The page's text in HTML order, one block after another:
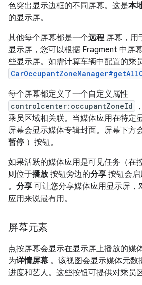
色突出显示边框的不同屏幕。这是本
的显示屏。
其他每个屏幕都是一个远程屏幕，用
显示屏，您可以根据 Fragment 中屏
些显示屏。如需计算车辆中配置的乘
每个屏幕都定义了一个自定义属性
controlcenter:occupantZoneId
乘员区域相关联。当媒体应用在特定
屏幕会显示媒体专辑封面。屏幕下方
暂停 ）按钮。
如果活跃的媒体应用是可见任务（在
则位于播放按钮旁边的分享 按钮会
。 分享 可让您分享媒体应用显示屏，
应用来说最有用。
屏幕元素
点按屏幕会显示在显示屏上播放的媒
为详情屏幕 。该视图会显示媒体元
进度和艺人。这些按钮可提供对乘员